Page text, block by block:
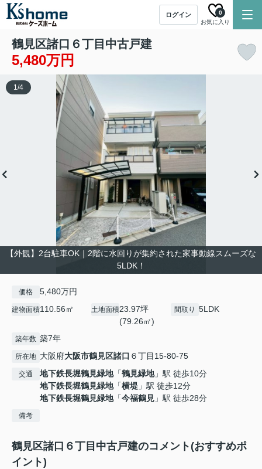
ログイン
お気に入り
0
鶴見区諸口６丁目中古戸建
5,480万円
【外観】2台駐車OK｜2階に水回りが集約された家事動線スムーズな
5LDK！
1/4
価格 5,480万円
建物面積110.56㎡ 土地面積23.97坪
(79.26㎡)
間取り 5LDK
築年数 築7年
所在地 大阪府大阪市鶴見区諸口 ６丁目15-80-75
交通 地下鉄長堀鶴見緑地「鶴見緑地」駅 徒歩10分
地下鉄長堀鶴見緑地「横堤 」駅 徒歩12分
地下鉄長堀鶴見緑地「今福鶴見 」駅 徒歩28分
備考
鶴見区諸口６丁目中古戸建のコメント(おすすめポ
イント)